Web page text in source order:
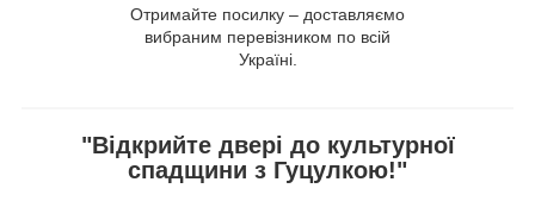
Отримайте посилку – доставляємо
вибраним перевізником по всій
Україні.
"Відкрийте двері до культурної
спадщини з Гуцулкою!"